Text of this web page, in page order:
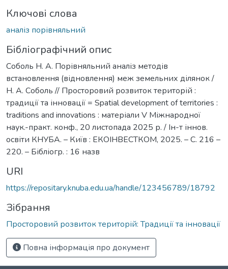
Ключові слова
аналіз порівняльний
Бібліографічний опис
Соболь Н. А. Порівняльний аналіз методів
встановлення (відновлення) меж земельних ділянок /
Н. А. Соболь // Просторовий розвиток територій :
традиції та інновації = Spatial development of territories :
traditions and innovations : матеріали V Міжнародної
наук.-практ. конф., 20 листопада 2025 р. / Ін-т іннов.
освіти КНУБА. – Київ : ЕКОІНВЕСТКОМ, 2025. – С. 216 –
220. – Бібліогр. : 16 назв
URI
https://repositary.knuba.edu.ua/handle/123456789/18792
Зібрання
Просторовий розвиток територій: Традиції та інновації
Повна інформація про документ